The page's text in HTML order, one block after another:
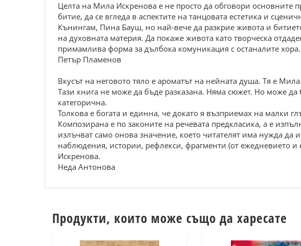
Целта на Мила Искренова е не просто да обговори основните
битие, да се вгледа в аспектите на танцовата естетика и
Кънингам, Пина Бауш, но най-вече да разкрие живота и
на духовната материя. Да покаже живота като творческа
примамлива форма за дълбока комуникация с останалите хора.
Петър Пламенов
Вкусът на неговото тяло е ароматът на нейната душа. Тя е
Тази книга не може да бъде разказана. Няма сюжет. Но може
категорична.
Толкова е богата и единна, че докато я възприемах на малки
Композирана е по законите на речевата предкласика, а е
излъчват само онова значение, което читателят има нужда
наблюдения, истории, рефлекси, фрагменти (от ежедневието
Искренова.
Неда Антонова
Продукти, които може също да харесате